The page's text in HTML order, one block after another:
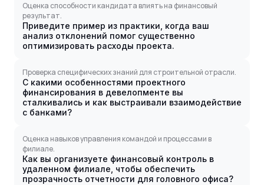
Оценка способности кандидата влиять на финансовый
результат.
Приведите пример из практики, когда ваш
анализ отклонений помог существенно
оптимизировать расходы проекта.
Проверка специфических знаний для строительной отрасли.
С какими особенностями проектного
финансирования в девелопменте вы
сталкивались и как выстраивали взаимодействие
с банками?
Оценка навыков управления командой и процессами в
филиале.
Как вы организуете финансовый контроль в
удаленном филиале, чтобы обеспечить
прозрачность отчетности для головного офиса?